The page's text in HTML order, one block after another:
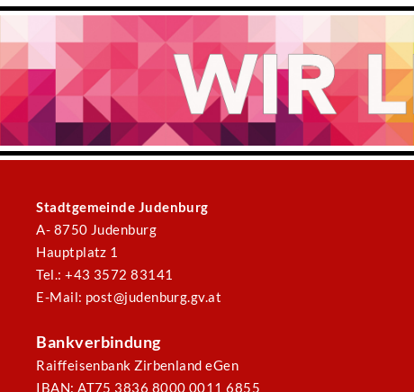
Stadtgemeinde Judenburg
A- 8750 Judenburg
Hauptplatz 1
Tel.: +43 3572 83141
E-Mail: post@judenburg.gv.at
Bankverbindung
Raiffeisenbank Zirbenland eGen
IBAN: AT75 3836 8000 0011 6855